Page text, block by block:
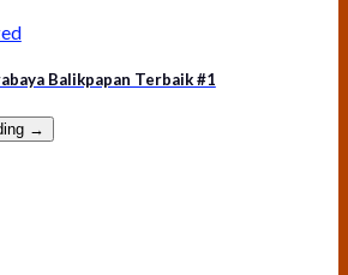
Balikpapan Terbaik #1
→